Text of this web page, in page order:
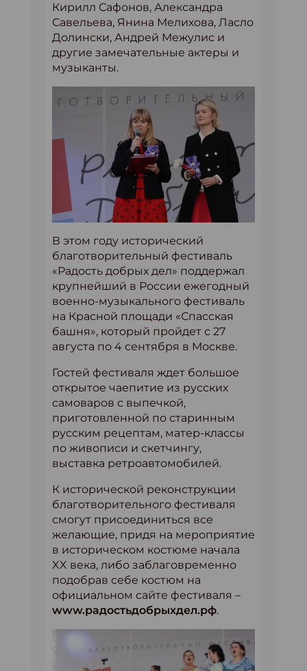
Кирилл Сафонов, Александра
Савельева, Янина Мелихова, Ласло
Долински, Андрей Межулис и
другие замечательные актеры и
музыканты.
В этом году исторический
благотворительный фестиваль
«Радость добрых дел» поддержал
крупнейший в России ежегодный
военно-музыкального фестиваль
на Красной площади «Спасская
башня», который пройдет с 27
августа по 4 сентября в Москве.
Гостей фестиваля ждет большое
открытое чаепитие из русских
самоваров с выпечкой,
приготовленной по старинным
русским рецептам, матер-классы
по живописи и скетчингу,
выставка ретроавтомобилей.
К исторической реконструкции
благотворительного фестиваля
смогут присоединиться все
желающие, придя на мероприятие
в историческом костюме начала
XX века, либо заблаговременно
подобрав себе костюм на
официальном сайте фестиваля –
www.радостьдобрыхдел.рф.